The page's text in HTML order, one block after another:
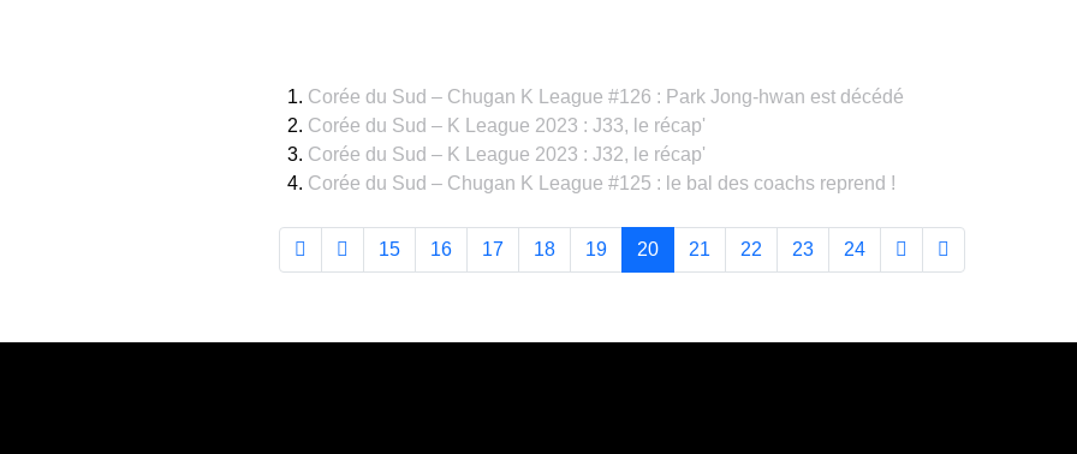
Corée du Sud – Chugan K League #126 : Park Jong-hwan est décédé
Corée du Sud – K League 2023 : J33, le récap'
Corée du Sud – K League 2023 : J32, le récap'
Corée du Sud – Chugan K League #125 : le bal des coachs reprend !
15 16 17 18 19 20 21 22 23 24